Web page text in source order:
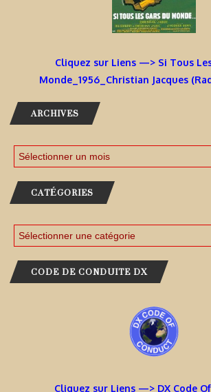
Cliquez sur Liens —> Si Tous
Monde_1956_Christian Jacques
ARCHIVES
CATÉGORIES
CODE DE CONDUITE DX
Cliquez sur Liens —> DX Code